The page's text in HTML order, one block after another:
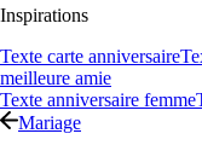
Inspirations
Texte carte anniversaire
meilleure amie
Texte anniversaire femme
Mariage